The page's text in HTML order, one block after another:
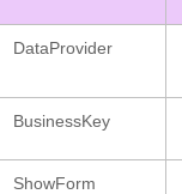
DataProvider
BusinessKey
ShowForm